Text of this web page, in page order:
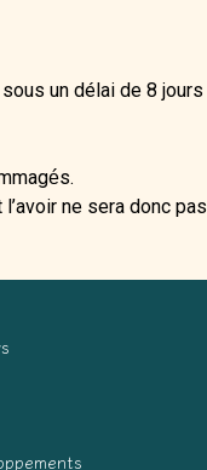
un délai de 8 jours
és.
ne sera donc pas